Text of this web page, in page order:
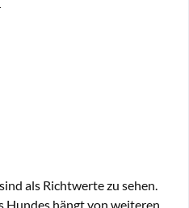
als Richtwerte zu sehen.
Hundes hängt von weiteren